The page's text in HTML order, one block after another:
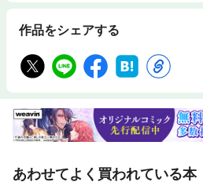
作品をシェアする
あわせてよく買われている本